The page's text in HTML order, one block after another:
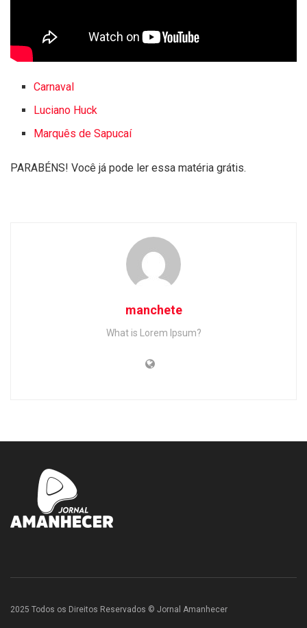
Carnaval
Luciano Huck
Marquês de Sapucaí
PARABÉNS! Você já pode ler essa matéria grátis.
manchete
What is Lorem Ipsum?
2025 Todos os Direitos Reservados © Jornal Amanhecer